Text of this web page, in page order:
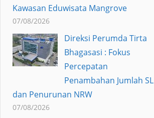
Kawasan Eduwisata Mangrove
07/08/2026
Direksi Perumda Tirta
Bhagasasi : Fokus
Percepatan
Penambahan Jumlah SL
dan Penurunan NRW
07/08/2026